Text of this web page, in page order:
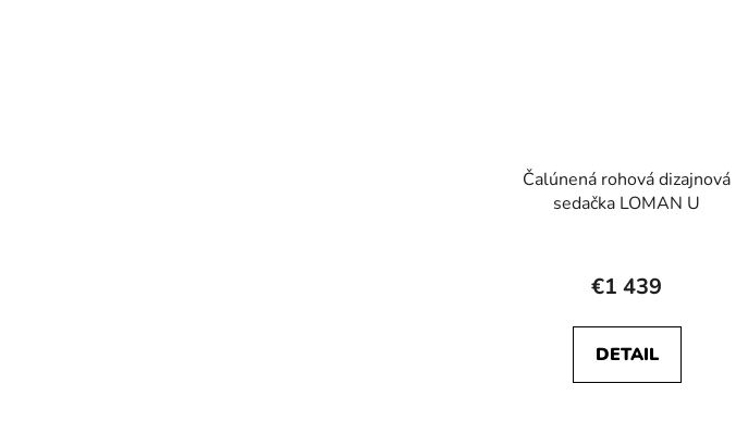
Čalúnená rohová dizajnová
sedačka LOMAN U
€1 439
DETAIL